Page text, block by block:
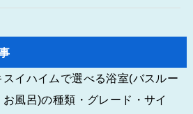
スイハイムで選べる浴室(バスルー
お風呂)の種類・グレード・サイ